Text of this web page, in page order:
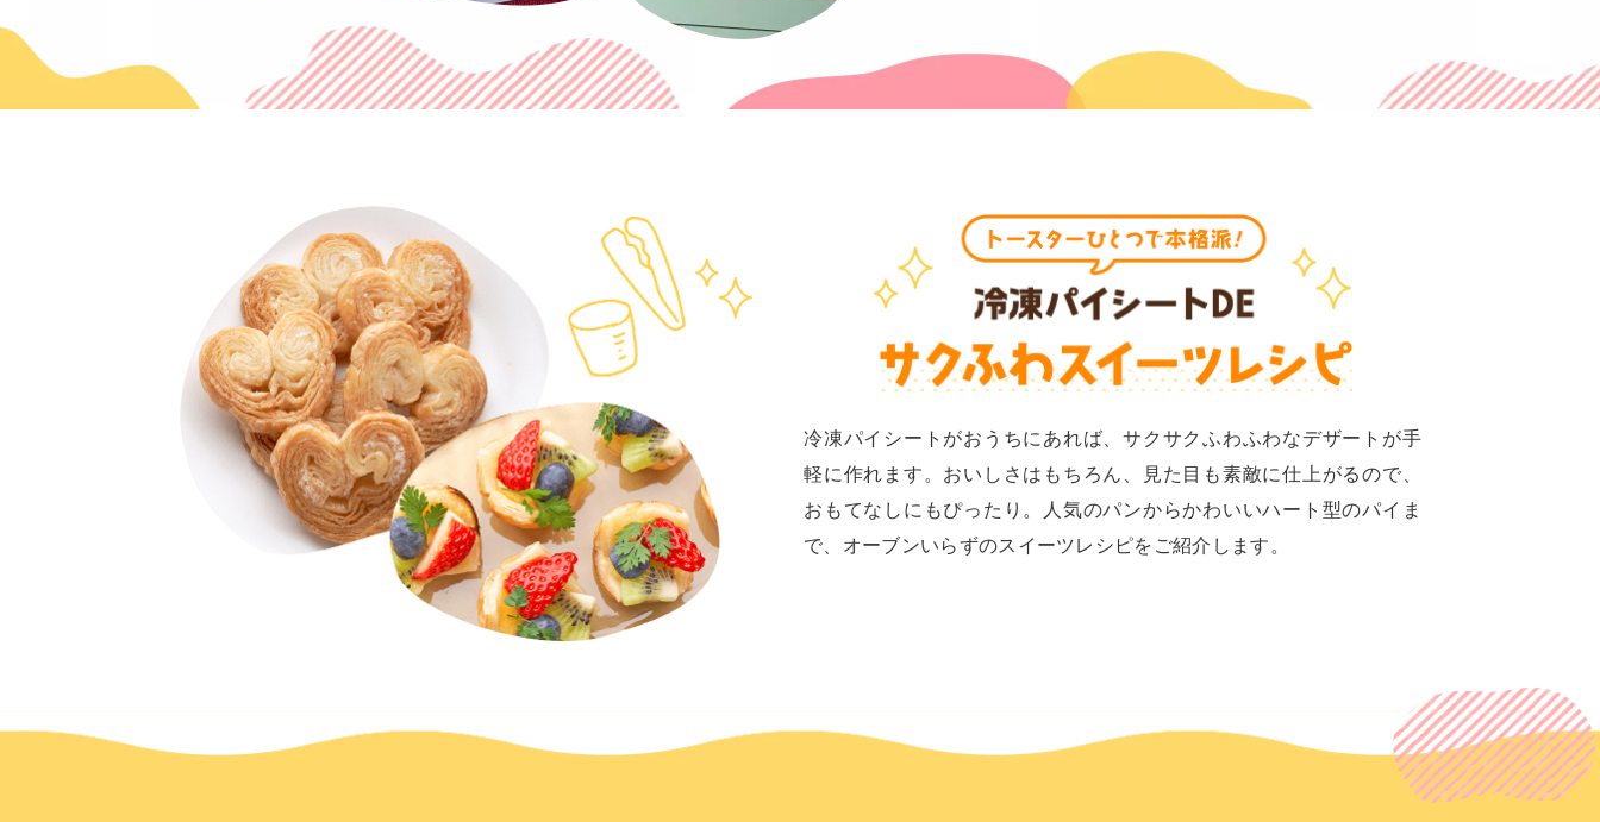
冷凍パイシートがおうちにあれば、サクサクふわふわなデザートが手
軽に作れます。おいしさはもちろん、見た目も素敵に仕上がるので、
おもてなしにもぴったり。人気のパンからかわいいハート型のパイま
で、オーブンいらずのスイーツレシピをご紹介します。